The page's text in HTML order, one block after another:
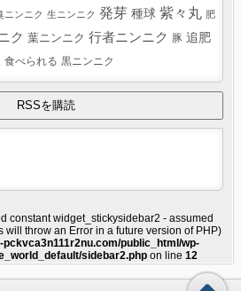
ニンニク 生ニンニク 発芽 種球 紫々丸 肥
ク 葉ニンニク 行者ニンニク 豚 追肥
食べられる 黒ニンニク
constant widget_stickysidebar2 - assumed
will throw an Error in a future version of PHP)
pckvca3n111r2nu.com/public_html/wp-
sidebar2.phpon line 12